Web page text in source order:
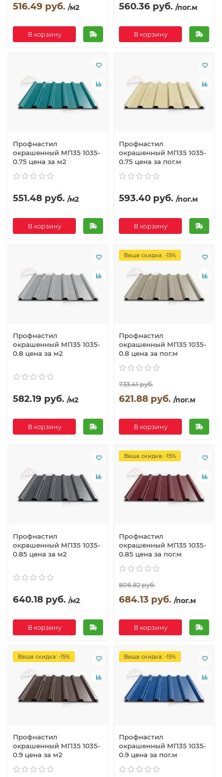
516.49 руб. /м2
В корзину
560.36 руб. /пог.м
В корзину
Профнастил
окрашенный МП35 1035-
0.75 цена за м2
551.48 руб. /м2
В корзину
Профнастил
окрашенный МП35 1035-
0.75 цена за пог.м
593.40 руб. /пог.м
В корзину
Профнастил
окрашенный МП35 1035-
0.8 цена за м2
582.19 руб. /м2
В корзину
Ваша скидка: -15%
Профнастил
окрашенный МП35 1035-
0.8 цена за пог.м
733.41 руб.
621.88 руб. /пог.м
В корзину
Профнастил
окрашенный МП35 1035-
0.85 цена за м2
640.18 руб. /м2
В корзину
Ваша скидка: -15%
Профнастил
окрашенный МП35 1035-
0.85 цена за пог.м
806.82 руб.
684.13 руб. /пог.м
В корзину
Ваша скидка: -15%
Профнастил
окрашенный МП35 1035-
0.9 цена за м2
Ваша скидка: -15%
Профнастил
окрашенный МП35 1035-
0.9 цена за пог.м